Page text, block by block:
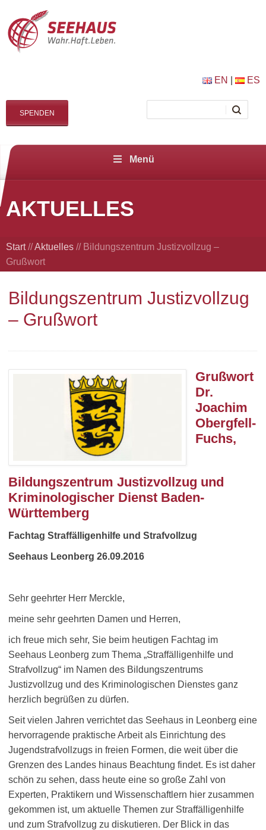
EN ES
SPENDEN
Menü
AKTUELLES
Start//Aktuelles // Bildungszentrum Justizvollzug –
Grußwort
Bildungszentrum Justizvollzug
– Grußwort
Grußwort
Dr.
Joachim
Obergfell-
Fuchs,
Bildungszentrum Justizvollzug und
Kriminologischer Dienst Baden-
Württemberg
Fachtag Straffälligenhilfe und Strafvollzug
Seehaus Leonberg 26.09.2016
Sehr geehrter Herr Merckle,
meine sehr geehrten Damen und Herren,
ich freue mich sehr, Sie beim heutigen Fachtag im
Seehaus Leonberg zum Thema „Straffälligenhilfe und
Strafvollzug“ im Namen des Bildungszentrums
Justizvollzug und des Kriminologischen Dienstes ganz
herzlich begrüßen zu dürfen.
Seit vielen Jahren verrichtet das Seehaus in Leonberg eine
hervorragende praktische Arbeit als Einrichtung des
Jugendstrafvollzugs in freien Formen, die weit über die
Grenzen des Landes hinaus Beachtung findet. Es ist daher
schön zu sehen, dass heute eine so große Zahl von
Experten, Praktikern und Wissenschaftlern hier zusammen
gekommen ist, um aktuelle Themen zur Straffälligenhilfe
und zum Strafvollzug zu diskutieren. Der Blick in das